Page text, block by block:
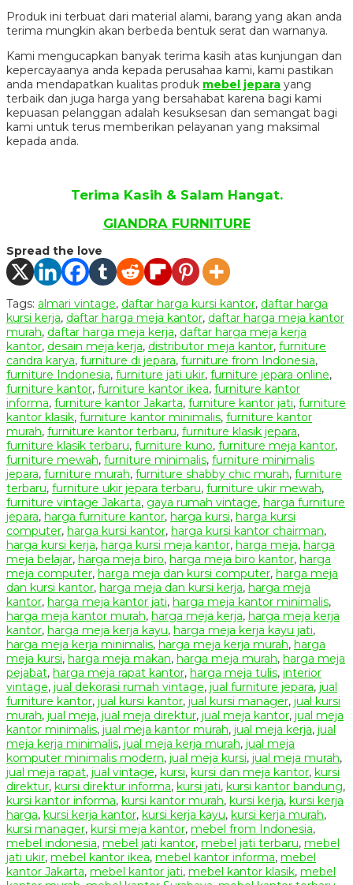
Produk ini terbuat dari material alami, barang yang akan anda
terima mungkin akan berbeda bentuk serat dan warnanya.
Kami mengucapkan banyak terima kasih atas kunjungan dan
kepercayaanya anda kepada perusahaa kami, kami pastikan
anda mendapatkan kualitas produk mebel jepara yang
terbaik dan juga harga yang bersahabat karena bagi kami
kepuasan pelanggan adalah kesuksesan dan semangat bagi
kami untuk terus memberikan pelayanan yang maksimal
kepada anda.
Terima Kasih & Salam Hangat.
GIANDRA FURNITURE
Spread the love
Tags: almari vintage, daftar harga kursi kantor, daftar harga
kursi kerja, daftar harga meja kantor, daftar harga meja kantor
murah, daftar harga meja kerja, daftar harga meja kerja
kantor, desain meja kerja, distributor meja kantor, furniture
candra karya, furniture di jepara, furniture from Indonesia,
furniture Indonesia, furniture jati ukir, furniture jepara online,
furniture kantor, furniture kantor ikea, furniture kantor
informa, furniture kantor Jakarta, furniture kantor jati, furniture
kantor klasik, furniture kantor minimalis, furniture kantor
murah, furniture kantor terbaru, furniture klasik jepara,
furniture klasik terbaru, furniture kuno, furniture meja kantor,
furniture mewah, furniture minimalis, furniture minimalis
jepara, furniture murah, furniture shabby chic murah, furniture
terbaru, furniture ukir jepara terbaru, furniture ukir mewah,
furniture vintage Jakarta, gaya rumah vintage, harga furniture
jepara, harga furniture kantor, harga kursi, harga kursi
computer, harga kursi kantor, harga kursi kantor chairman,
harga kursi kerja, harga kursi meja kantor, harga meja, harga
meja belajar, harga meja biro, harga meja biro kantor, harga
meja computer, harga meja dan kursi computer, harga meja
dan kursi kantor, harga meja dan kursi kerja, harga meja
kantor, harga meja kantor jati, harga meja kantor minimalis,
harga meja kantor murah, harga meja kerja, harga meja kerja
kantor, harga meja kerja kayu, harga meja kerja kayu jati,
harga meja kerja minimalis, harga meja kerja murah, harga
meja kursi, harga meja makan, harga meja murah, harga meja
pejabat, harga meja rapat kantor, harga meja tulis, interior
vintage, jual dekorasi rumah vintage, jual furniture jepara, jual
furniture kantor, jual kursi kantor, jual kursi manager, jual kursi
murah, jual meja, jual meja direktur, jual meja kantor, jual meja
kantor minimalis, jual meja kantor murah, jual meja kerja, jual
meja kerja minimalis, jual meja kerja murah, jual meja
komputer minimalis modern, jual meja kursi, jual meja murah,
jual meja rapat, jual vintage, kursi, kursi dan meja kantor, kursi
direktur, kursi direktur informa, kursi jati, kursi kantor bandung,
kursi kantor informa, kursi kantor murah, kursi kerja, kursi kerja
harga, kursi kerja kantor, kursi kerja kayu, kursi kerja murah,
kursi manager, kursi meja kantor, mebel from Indonesia,
mebel indonesia, mebel jati kantor, mebel jati terbaru, mebel
jati ukir, mebel kantor ikea, mebel kantor informa, mebel
kantor Jakarta, mebel kantor jati, mebel kantor klasik, mebel